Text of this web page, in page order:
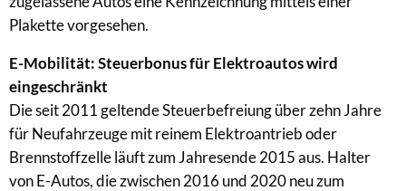
Plakette vorgesehen.
E-Mobilität: Steuerbonus für Elektroautos wird
eingeschränkt
Die seit 2011 geltende Steuerbefreiung über zehn Jahre
für Neufahrzeuge mit reinem Elektroantrieb oder
Brennstoffzelle läuft zum Jahresende 2015 aus. Halter
von E-Autos, die zwischen 2016 und 2020 neu zum